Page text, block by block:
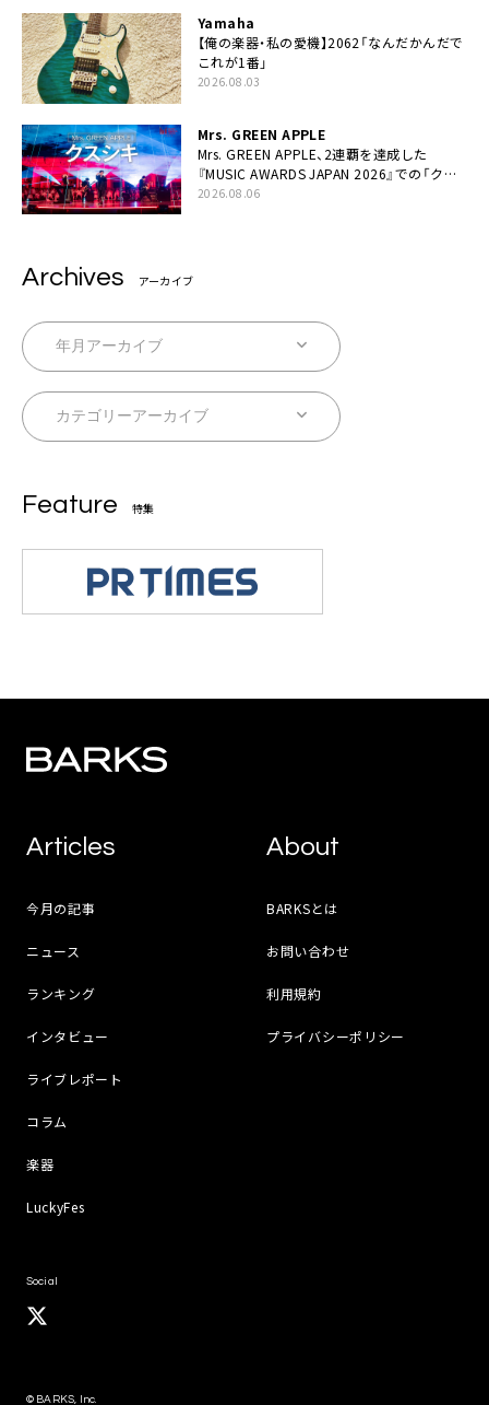
Yamaha
【俺の楽器・私の愛機】2062「なんだかんだで
これが1番」
2026.08.03
Mrs. GREEN APPLE
Mrs. GREEN APPLE、2連覇を達成した
『MUSIC AWARDS JAPAN 2026』での「クス
シキ」ライブパフォーマンスをYouTube公開
2026.08.06
Archives アーカイブ
Feature 特集
Articles
今月の記事
ニュース
ランキング
インタビュー
ライブレポート
コラム
楽器
LuckyFes
About
BARKSとは
お問い合わせ
利用規約
プライバシーポリシー
Social
© BARKS, Inc.